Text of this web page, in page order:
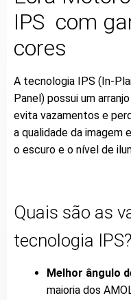
IPS com
cores
A tecnologia IPS (In-
Panel) possui um
evita vazamentos e
a qualidade da imagem
o escuro e o nível de
Quais são as
tecnologia IPS?
Melhor ângulo
maioria dos